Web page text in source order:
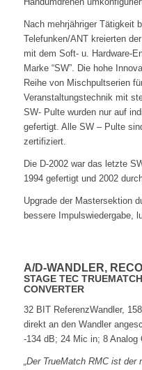
Nach mehrjähriger Tätigkeit
Telefunken/ANT kreierten
mit dem Soft- u. Hardware-
Marke “SW”. Die hohe
Reihe von Mischpultserien
Veranstaltungstechnik mit
SW- Pulte wurden nur auf
gefertigt. Alle SW – Pulte
zertifiziert.
Die D-2002 war das letzte
1994 gefertigt und 2002
Upgrade der Mastersektion
bessere Impulswiedergabe,
A/D-WANDLER,
STAGE TEC
CONVERTER
32 BIT ReferenzWandler,
direkt an den Wandler
-134 dB; 24 Mic in; 8 Analog
„Der TrueMatch RMC ist der